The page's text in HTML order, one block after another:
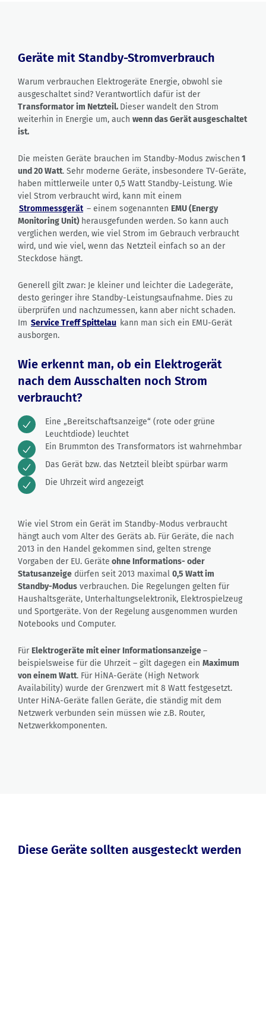
Geräte mit Standby-Stromverbrauch
Warum verbrauchen Elektrogeräte Energie, obwohl sie
ausgeschaltet sind? Verantwortlich dafür ist der
Transformator im Netzteil. Dieser wandelt den Strom
weiterhin in Energie um, auch wenn das Gerät ausgeschaltet
ist.
Die meisten Geräte brauchen im Standby-Modus zwischen 1
und 20 Watt. Sehr moderne Geräte, insbesondere TV-Geräte,
haben mittlerweile unter 0,5 Watt Standby-Leistung. Wie
viel Strom verbraucht wird, kann mit einem
Strommessgerät – einem sogenannten EMU (Energy
Monitoring Unit) herausgefunden werden. So kann auch
verglichen werden, wie viel Strom im Gebrauch verbraucht
wird, und wie viel, wenn das Netzteil einfach so an der
Steckdose hängt.
Generell gilt zwar: Je kleiner und leichter die Ladegeräte,
desto geringer ihre Standby-Leistungsaufnahme. Dies zu
überprüfen und nachzumessen, kann aber nicht schaden.
Im Service Treff Spittelau kann man sich ein EMU-Gerät
ausborgen.
Wie erkennt man, ob ein Elektrogerät
nach dem Ausschalten noch Strom
verbraucht?
Eine „Bereitschaftsanzeige“ (rote oder grüne
Leuchtdiode) leuchtet
Ein Brummton des Transformators ist wahrnehmbar
Das Gerät bzw. das Netzteil bleibt spürbar warm
Die Uhrzeit wird angezeigt
Wie viel Strom ein Gerät im Standby-Modus verbraucht
hängt auch vom Alter des Geräts ab. Für Geräte, die nach
2013 in den Handel gekommen sind, gelten strenge
Vorgaben der EU. Geräte ohne Informations- oder
Statusanzeige dürfen seit 2013 maximal 0,5 Watt im
Standby-Modus verbrauchen. Die Regelungen gelten für
Haushaltsgeräte, Unterhaltungselektronik, Elektrospielzeug
und Sportgeräte. Von der Regelung ausgenommen wurden
Notebooks und Computer.
Für Elektrogeräte mit einer Informationsanzeige–
beispielsweise für die Uhrzeit – gilt dagegen ein Maximum
von einem Watt. Für HiNA-Geräte (High Network
Availability) wurde der Grenzwert mit 8 Watt festgesetzt.
Unter HiNA-Geräte fallen Geräte, die ständig mit dem
Netzwerk verbunden sein müssen wie z.B. Router,
Netzwerkkomponenten.
Diese Geräte sollten ausgesteckt werden